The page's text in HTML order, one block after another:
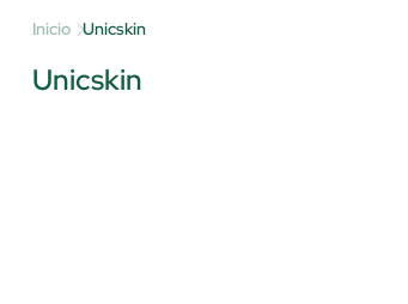
Inicio Unicskin
Unicskin